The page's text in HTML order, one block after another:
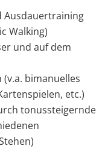
Ausdauertraining
Walking)
und auf dem
bimanuelles
etc.)
tonussteigernde